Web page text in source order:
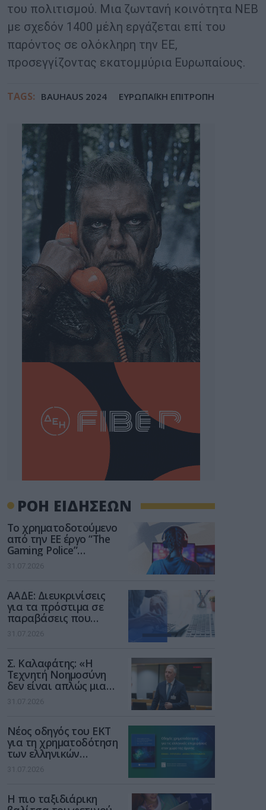
του πολιτισμού. Μια ζωντανή κοινότητα NEB
με σχεδόν 1400 μέλη εργάζεται επί του
παρόντος σε ολόκληρη την ΕΕ,
προσεγγίζοντας εκατομμύρια Ευρωπαίους.
TAGS: BAUHAUS 2024 ΕΥΡΩΠΑΪΚΗ ΕΠΙΤΡΟΠΗ
ΡΟΗ ΕΙΔΗΣΕΩΝ
Το χρηματοδοτούμενο
από την ΕΕ έργο “The
Gaming Police”
ενισχύει την ασφάλεια
των παιδιών στο
31.07.2026
ΑΑΔΕ: Διευκρινίσεις
για τα πρόστιμα σε
παραβάσεις που
αφορούν τους ΦΗΜ
31.07.2026
Σ. Καλαφάτης: «Η
Τεχνητή Νοημοσύνη
δεν είναι απλώς μια
νέα τεχνολογία, είναι
μια νέα βιομηχανική
31.07.2026
Νέος οδηγός του ΕΚΤ
για τη χρηματοδότηση
των ελληνικών
επιχειρήσεων στον
χώρο της άμυνας
31.07.2026
Η πιο ταξιδιάρικη